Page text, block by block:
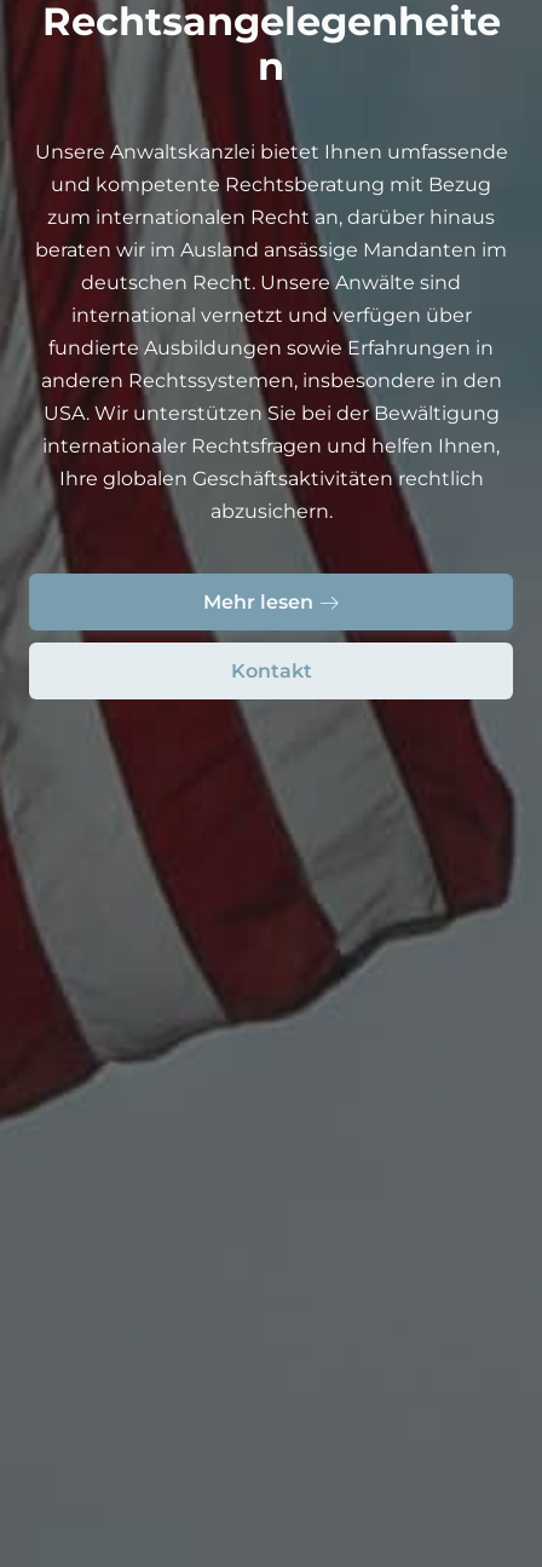
Rechtsangelegenheite
n
Unsere Anwaltskanzlei bietet Ihnen umfassende
und kompetente Rechtsberatung mit Bezug
zum internationalen Recht an, darüber hinaus
beraten wir im Ausland ansässige Mandanten im
deutschen Recht. Unsere Anwälte sind
international vernetzt und verfügen über
fundierte Ausbildungen sowie Erfahrungen in
anderen Rechtssystemen, insbesondere in den
USA. Wir unterstützen Sie bei der Bewältigung
internationaler Rechtsfragen und helfen Ihnen,
Ihre globalen Geschäftsaktivitäten rechtlich
abzusichern.
Mehr lesen
Kontakt